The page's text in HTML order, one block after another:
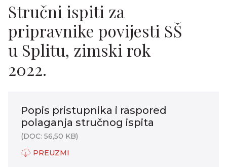
Stručni ispiti za
pripravnike povijesti SŠ
u Splitu, zimski rok
2022.
Popis pristupnika i raspored
polaganja stručnog ispita
(DOC: 56,50 KB)
PREUZMI